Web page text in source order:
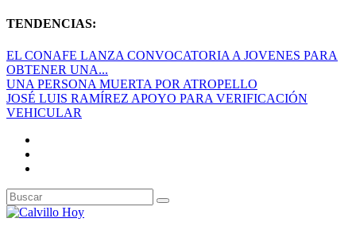
TENDENCIAS:
EL CONAFE LANZA CONVOCATORIA A JOVENES PARA
OBTENER UNA...
UNA PERSONA MUERTA POR ATROPELLO
JOSÉ LUIS RAMÍREZ APOYO PARA VERIFICACIÓN
VEHICULAR